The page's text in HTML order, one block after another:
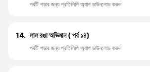
পর্বটি পড়ার জন্য প্রতিলিপি অ্যাপ ডাউনলোড করুন
14. লাল রঙা অভিমান ( পর্ব ১৪)
পর্বটি পড়ার জন্য প্রতিলিপি অ্যাপ ডাউনলোড করুন